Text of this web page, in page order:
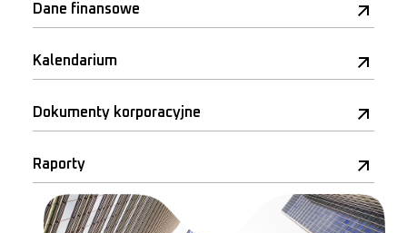
Dane finansowe
Kalendarium
Dokumenty korporacyjne
Raporty